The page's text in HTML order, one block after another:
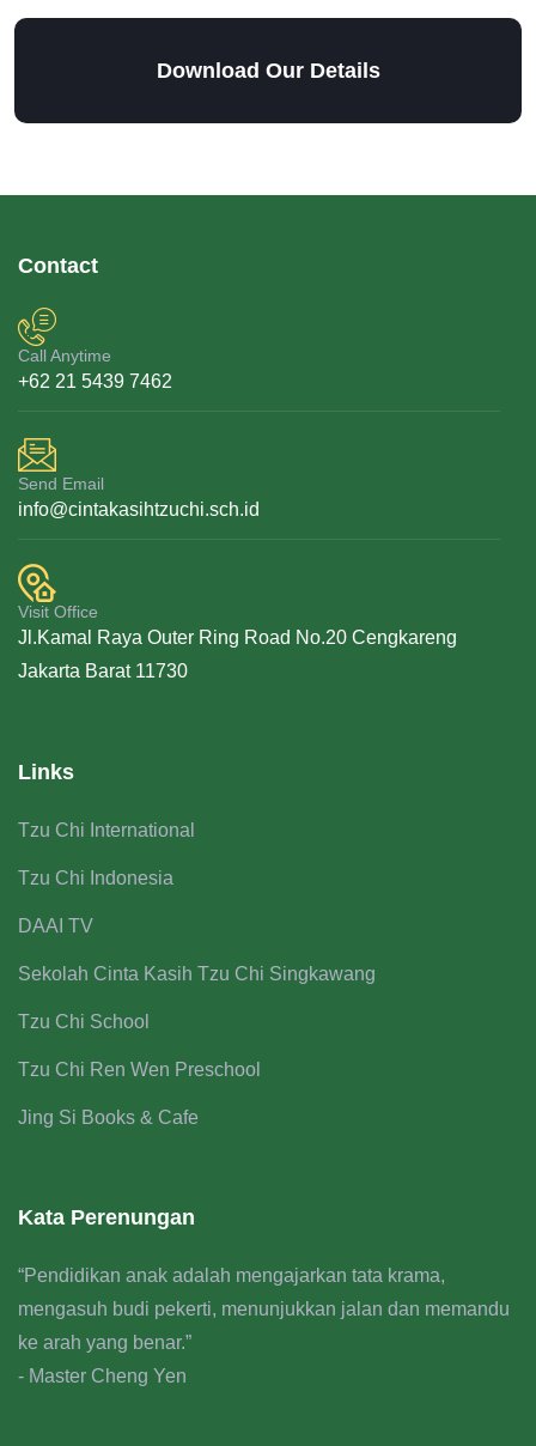
Download Our Details
Contact
Call Anytime
+62 21 5439 7462
Send Email
info@cintakasihtzuchi.sch.id
Visit Office
Jl.Kamal Raya Outer Ring Road No.20 Cengkareng
Jakarta Barat 11730
Links
Tzu Chi International
Tzu Chi Indonesia
DAAI TV
Sekolah Cinta Kasih Tzu Chi Singkawang
Tzu Chi School
Tzu Chi Ren Wen Preschool
Jing Si Books & Cafe
Kata Perenungan
“Pendidikan anak adalah mengajarkan tata krama,
mengasuh budi pekerti, menunjukkan jalan dan memandu
ke arah yang benar.”
- Master Cheng Yen